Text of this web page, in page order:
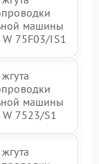
машины
W 75F03/IS1
машины
W 7523/S1